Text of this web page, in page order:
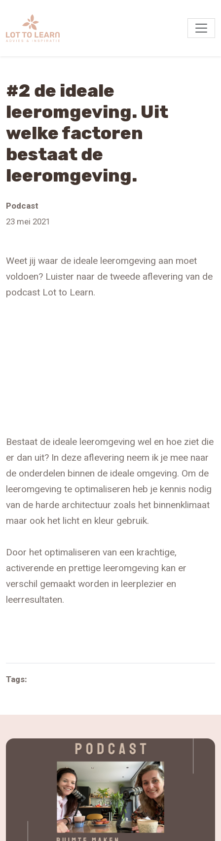
#2 de ideale
leeromgeving. Uit
welke factoren
bestaat de
leeromgeving.
Podcast
23 mei 2021
Weet jij waar de ideale leeromgeving aan moet
voldoen? Luister naar de tweede aflevering van de
podcast Lot to Learn.
Bestaat de ideale leeromgeving wel en hoe ziet die
er dan uit? In deze aflevering neem ik je mee naar
de onderdelen binnen de ideale omgeving. Om de
leeromgeving te optimaliseren heb je kennis nodig
van de harde architectuur zoals het binnenklimaat
maar ook het licht en kleur gebruik.
Door het optimaliseren van een krachtige,
activerende en prettige leeromgeving kan er
verschil gemaakt worden in leerplezier en
leerresultaten.
Tags: